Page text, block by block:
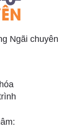
Ngãi chuyên